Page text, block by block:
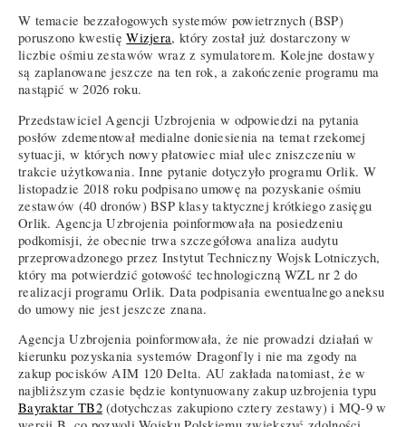
W temacie bezzałogowych systemów powietrznych (BSP)
poruszono kwestięWizjera, który został już dostarczony w
liczbie ośmiu zestawów wraz z symulatorem. Kolejne dostawy
są zaplanowane jeszcze na ten rok, a zakończenie programu ma
nastąpić w 2026 roku.
Przedstawiciel Agencji Uzbrojenia w odpowiedzi na pytania
posłów zdementował medialne doniesienia na temat rzekomej
sytuacji, w których nowy płatowiec miał ulec zniszczeniu w
trakcie użytkowania. Inne pytanie dotyczyło programu Orlik. W
listopadzie 2018 roku podpisano umowę na pozyskanie ośmiu
zestawów (40 dronów) BSP klasy taktycznej krótkiego zasięgu
Orlik. Agencja Uzbrojenia poinformowała na posiedzeniu
podkomisji, że obecnie trwa szczegółowa analiza audytu
przeprowadzonego przez Instytut Techniczny Wojsk Lotniczych,
który ma potwierdzić gotowość technologiczną WZL nr 2 do
realizacji programu Orlik. Data podpisania ewentualnego aneksu
do umowy nie jest jeszcze znana.
Agencja Uzbrojenia poinformowała, że nie prowadzi działań w
kierunku pozyskania systemów Dragonfly i nie ma zgody na
zakup pocisków AIM 120 Delta. AU zakłada natomiast, że w
najbliższym czasie będzie kontynuowany zakup uzbrojenia typu
Bayraktar TB2(dotychczas zakupiono cztery zestawy) i MQ-9 w